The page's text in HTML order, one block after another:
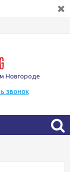
Новгороде
звонок